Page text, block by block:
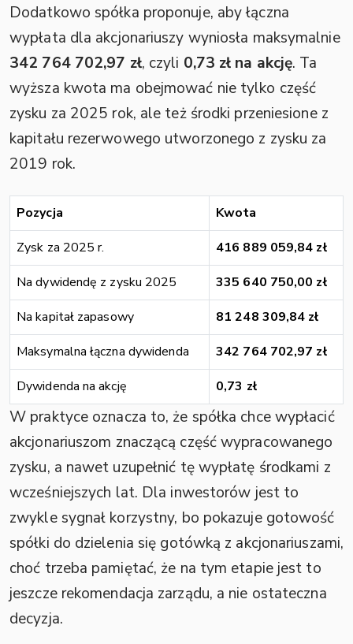
Dodatkowo spółka proponuje, aby łączna
wypłata dla akcjonariuszy wyniosła maksymalnie
342 764 702,97 zł, czyli 0,73 zł na akcję. Ta
wyższa kwota ma obejmować nie tylko część
zysku za 2025 rok, ale też środki przeniesione z
kapitału rezerwowego utworzonego z zysku za
2019 rok.
Pozycja
Kwota
Zysk za 2025 r.
416 889 059,84 zł
Na dywidendę z zysku 2025
335 640 750,00 zł
Na kapitał zapasowy
81 248 309,84 zł
Maksymalna łączna dywidenda
342 764 702,97 zł
Dywidenda na akcję
0,73 zł
W praktyce oznacza to, że spółka chce wypłacić
akcjonariuszom znaczącą część wypracowanego
zysku, a nawet uzupełnić tę wypłatę środkami z
wcześniejszych lat. Dla inwestorów jest to
zwykle sygnał korzystny, bo pokazuje gotowość
spółki do dzielenia się gotówką z akcjonariuszami,
choć trzeba pamiętać, że na tym etapie jest to
jeszcze rekomendacja zarządu, a nie ostateczna
decyzja.